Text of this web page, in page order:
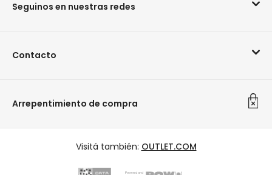
Seguinos en nuestras redes
Contacto
Arrepentimiento de compra
Visitá también: OUTLET.COM